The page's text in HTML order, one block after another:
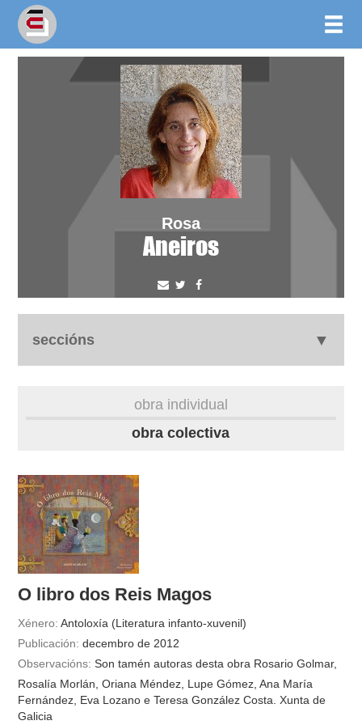
Rosa
Aneiros
seccións
videoteca
outros docs
obra individual
obra colectiva
O libro dos Reis Magos
Xénero: Antoloxía (Literatura infanto-xuvenil)
Publicación: decembro de 2012
Observacións: Son tamén autoras desta obra Rosario Golmar,
Rosalía Morlán, Oriana Méndez, Lupe Gómez, Ana María
Fernández, Eva Lozano e Teresa González Costa. Xunta de
Galicia